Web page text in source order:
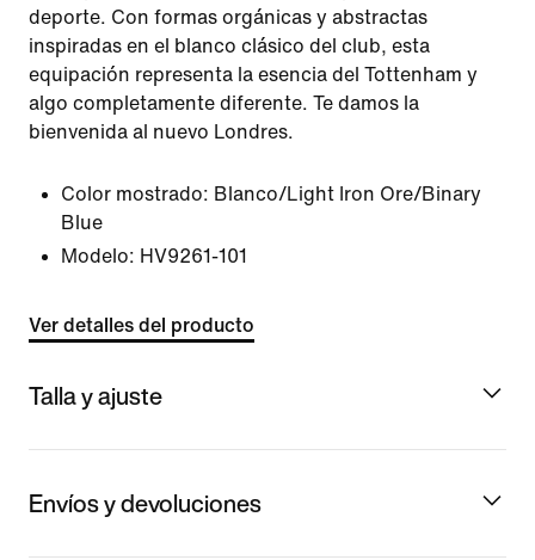
deporte. Con formas orgánicas y abstractas
inspiradas en el blanco clásico del club, esta
equipación representa la esencia del Tottenham y
algo completamente diferente. Te damos la
bienvenida al nuevo Londres.
Color mostrado: Blanco/Light Iron Ore/Binary
Blue
Modelo: HV9261-101
Ver detalles del producto
Talla y ajuste
Envíos y devoluciones